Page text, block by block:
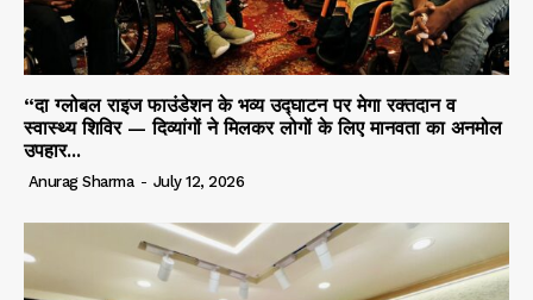
“दा ग्लोबल राइज फाउंडेशन के भव्य उद्घाटन पर मेगा रक्तदान व
स्वास्थ्य शिविर — दिव्यांगों ने मिलकर लोगों के लिए मानवता का अनमोल
उपहार...
Anurag Sharma - July 12, 2026